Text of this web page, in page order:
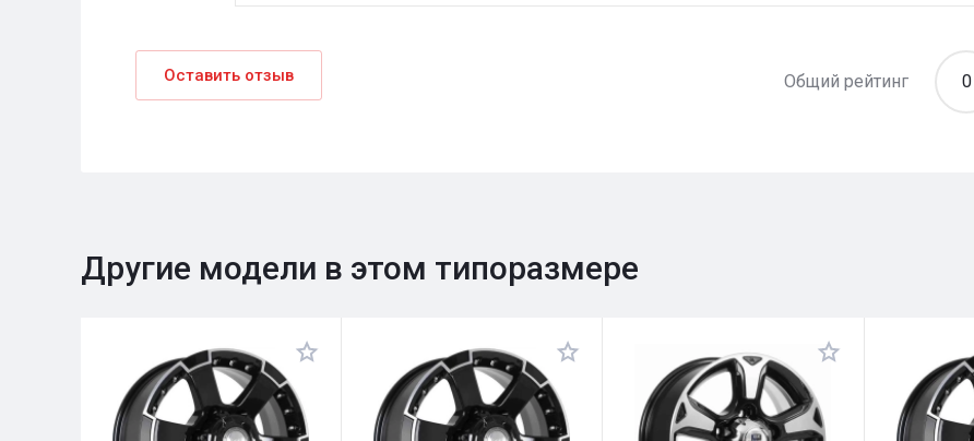
Оставить отзыв Общий рейтинг 0
Другие модели в этом типоразмере